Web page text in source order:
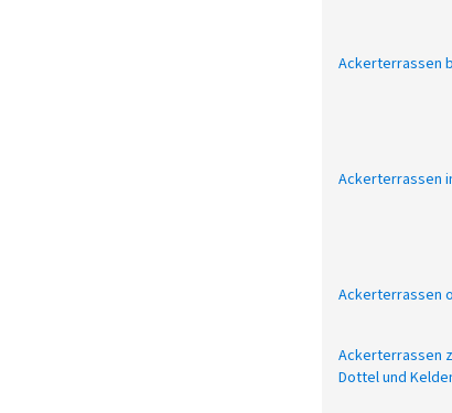
Ackerterrassen
Ackerterrassen
Ackerterrassen
Ackerterrassen
Dottel und